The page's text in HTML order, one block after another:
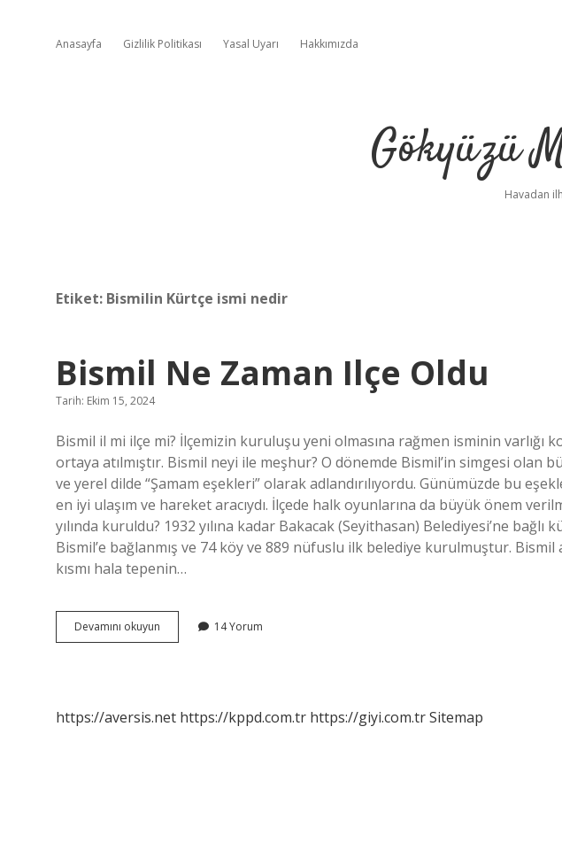
Anasayfa Gizlilik Politikası Yasal Uyarı Hakkımızda
Gökyüzü
Havadan
Etiket: Bismilin Kürtçe ismi nedir
Bismil Ne Zaman Ilçe Oldu
Tarih: Ekim 15, 2024
Bismil il mi ilçe mi? İlçemizin kuruluşu yeni olmasına rağmen isminin varlığı
ortaya atılmıştır. Bismil neyi ile meşhur? O dönemde Bismil’in simgesi olan
ve yerel dilde “Şamam eşekleri” olarak adlandırılıyordu. Günümüzde bu
en iyi ulaşım ve hareket aracıydı. İlçede halk oyunlarına da büyük önem
yılında kuruldu? 1932 yılına kadar Bakacak (Seyithasan) Belediyesi’ne bağlı
Bismil’e bağlanmış ve 74 köy ve 889 nüfuslu ilk belediye kurulmuştur.
kısmı hala tepenin…
Devamını okuyun
Ne
14 Yorum
https://aversis.net https://kppd.com.tr https://giyi.com.trSitemap